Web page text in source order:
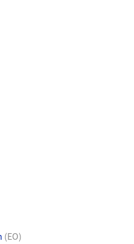
(EO)